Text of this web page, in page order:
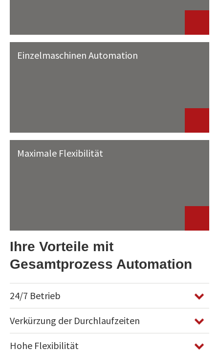
Einzelmaschinen Automation
Maximale Flexibilität
Ihre Vorteile mit
Gesamtprozess Automation
24/7 Betrieb
Verkürzung der Durchlaufzeiten
Hohe Flexibilität